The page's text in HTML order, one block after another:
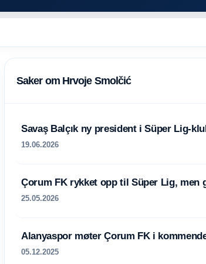
Saker om Hrvoje Smolčić
Savaş Balçık ny president i Süper Lig-
19.06.2026
Çorum FK rykket opp til Süper Lig, men
25.05.2026
Alanyaspor møter Çorum FK i
05.12.2025